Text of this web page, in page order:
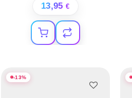
13,95 €
-13%